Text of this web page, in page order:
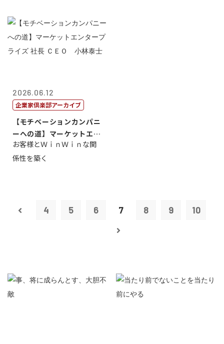
2026.06.12
企業家倶楽部アーカイブ
【モチベーションカンパニ
ーへの道】マーケットエン
タープライズ...
お客様とＷｉｎＷｉｎな関
係性を築く
4 5 6 7 8 9 10